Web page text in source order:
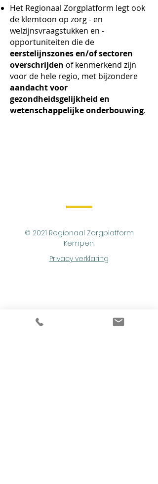
Het Regionaal Zorgplatform legt ook
de klemtoon op zorg - en
welzijnsvraagstukken en -
opportuniteiten die de
eerstelijnszones en/of sectoren
overschrijden of kenmerkend zijn
voor de hele regio, met bijzondere
aandacht voor
gezondheidsgelijkheid en
wetenschappelijke onderbouwing.
© 2021 Regionaal Zorgplatform
Kempen.
Privacy verklaring